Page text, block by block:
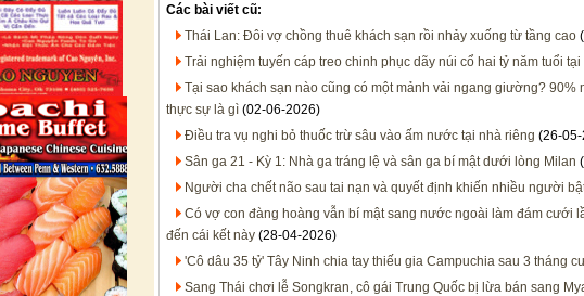
Các bài viết cũ:
Thái Lan: Đôi vợ chồng thuê khách sạn rồi nhảy xuống từ tầng cao
Trải nghiệm tuyến cáp treo chinh phục dãy núi cổ hai tỷ năm tuổi tại
Tại sao khách sạn nào cũng có một mảnh vải ngang giường? 90%
thực sự là gì (02-06-2026)
Điều tra vụ nghi bỏ thuốc trừ sâu vào ấm nước tại nhà riêng (26-
Sân ga 21 - Kỳ 1: Nhà ga tráng lệ và sân ga bí mật dưới lòng Milan
Người cha chết não sau tai nạn và quyết định khiến nhiều người
Có vợ con đàng hoàng vẫn bí mật sang nước ngoài làm đám cưới
đến cái kết này (28-04-2026)
'Cô dâu 35 tỷ' Tây Ninh chia tay thiếu gia Campuchia sau 3 tháng
Sang Thái chơi lễ Songkran, cô gái Trung Quốc bị lừa bán sang